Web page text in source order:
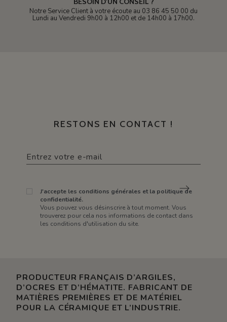
Notre Service Client à votre écoute au 03 86 45 50 00 du
Lundi au Vendredi 9h00 à 12h00 et de 14h00 à 17h00.
RESTONS EN CONTACT !
J'accepte les conditions générales et la politique de
confidentialité.
Vous pouvez vous désinscrire à tout moment. Vous
trouverez pour cela nos informations de contact dans
les conditions d'utilisation du site.
PRODUCTEUR FRANÇAIS D’ARGILES,
D’OCRES ET D’HÉMATITE. FABRICANT DE
MATIÈRES PREMIÈRES ET DE MATÉRIEL
POUR LA CÉRAMIQUE ET L’INDUSTRIE.